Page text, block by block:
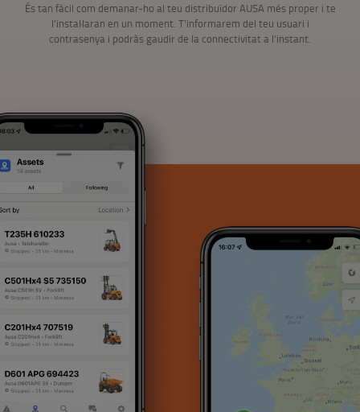
És tan fàcil com demanar-ho al teu distribuïdor AUSA més proper i te
l’instal·laran en un moment. T’informarem del teu usuari i
contrasenya i podràs gaudir de la connectivitat a l’instant.